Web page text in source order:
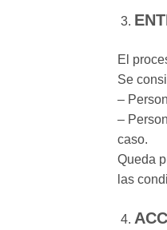
El
Se
–
–
caso.
Queda
las